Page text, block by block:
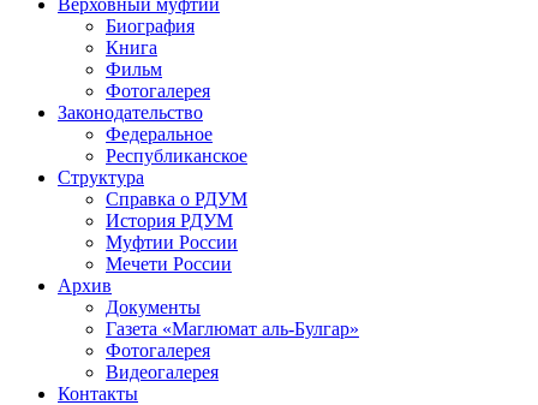
Верховный муфтий
Биография
Книга
Фильм
Фотогалерея
Законодательство
Федеральное
Республиканское
Структура
Справка о РДУМ
История РДУМ
Муфтии России
Мечети России
Архив
Документы
Газета «Маглюмат аль-Булгар»
Фотогалерея
Видеогалерея
Контакты